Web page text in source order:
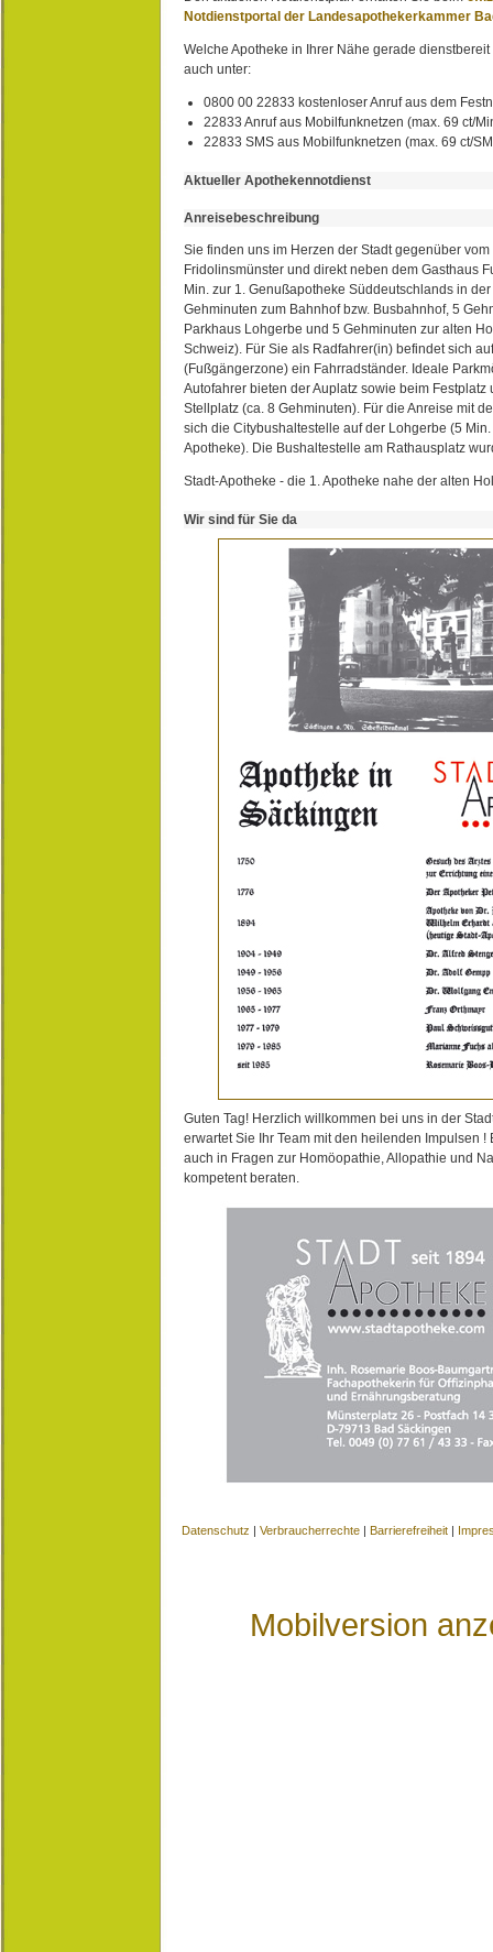
Notdienstportal der Landesapothekerkammer
Welche Apotheke in Ihrer Nähe gerade
auch unter:
0800 00 22833 kostenloser Anruf aus dem
22833 Anruf aus Mobilfunknetzen (max. 69 ct/
22833 SMS aus Mobilfunknetzen (max. 69 ct/
Aktueller Apothekennotdienst
Anreisebeschreibung
Sie finden uns im Herzen der Stadt gegenüber
Fridolinsmünster und direkt neben dem Gasthaus
Min. zur 1. Genußapotheke Süddeutschlands in
Gehminuten zum Bahnhof bzw. Busbahnhof, 5
Parkhaus Lohgerbe und 5 Gehminuten zur alten
Schweiz). Für Sie als Radfahrer(in) befindet sich
(Fußgängerzone) ein Fahrradständer. Ideale
Autofahrer bieten der Auplatz sowie beim Festplatz
Stellplatz (ca. 8 Gehminuten). Für die Anreise mit
sich die Citybushaltestelle auf der Lohgerbe (5
Apotheke). Die Bushaltestelle am Rathausplatz
Stadt-Apotheke - die 1. Apotheke nahe der alten
Wir sind für Sie da
Guten Tag! Herzlich willkommen bei uns in der
erwartet Sie Ihr Team mit den heilenden Impulsen !
auch in Fragen zur Homöopathie, Allopathie und
kompetent beraten.
Datenschutz | Verbraucherrechte | Barrierefreiheit |
Mobilversion